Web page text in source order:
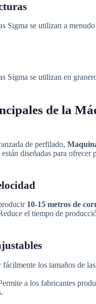
Sigma se utilizan a
Sigma se utilizan en
de la
de perfilado,
están diseñadas para
10-15 metros de
el tiempo de
fácilmente los tamaños de
a los fabricantes